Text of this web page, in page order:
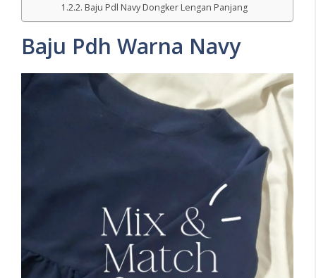
Baju Pdl Navy Dongker Lengan Panjang
Baju Pdh Warna Navy